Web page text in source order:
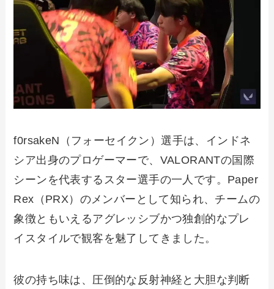
f0rsakeN（フォーセイクン）選手は、インドネ
シア出身のプロゲーマーで、VALORANTの国際
シーンを代表するスター選手の一人です。Paper
Rex（PRX）のメンバーとして知られ、チームの
象徴ともいえるアグレッシブかつ独創的なプレ
イスタイルで観客を魅了してきました。
彼の持ち味は、圧倒的な反射神経と大胆な判断